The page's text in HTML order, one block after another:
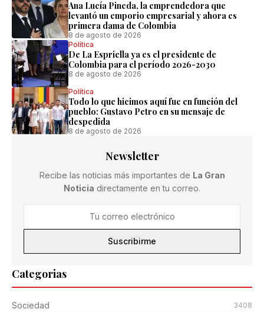
Ana Lucía Pineda, la emprendedora que
levantó un emporio empresarial y ahora es
primera dama de Colombia
8 de agosto de 2026
Política
De La Espriella ya es el presidente de
Colombia para el período 2026-2030
8 de agosto de 2026
Política
Todo lo que hicimos aquí fue en función del
pueblo: Gustavo Petro en su mensaje de
despedida
8 de agosto de 2026
Categorias
Sociedad 3408
Newsletter
Recibe las noticias más importantes de La Gran
Noticia directamente en tu correo.
Suscribirme